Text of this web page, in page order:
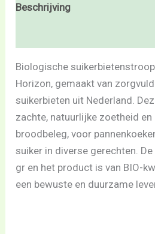
Beschrijving
Biologische
Horizon, gemaakt van
suikerbieten uit Nederland.
zachte, natuurlijke zoetheid en
broodbeleg, voor
suiker in diverse gerechten.
gr en het product is van BIO-
een bewuste en duurzame